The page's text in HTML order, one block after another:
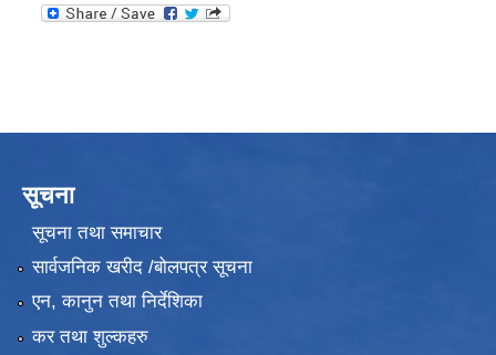
सूचना
सूचना तथा समाचार
सार्वजनिक खरीद /बोलपत्र सूचना
एन, कानुन तथा निर्देशिका
कर तथा शुल्कहरु